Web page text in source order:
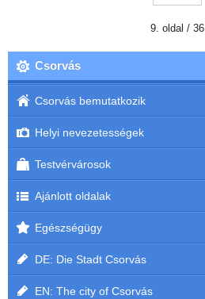
9. oldal / 36
Csorvás
Csorvás bemutatkozik
Helyi nevezetességek
Testvérvárosok
Ajánlott oldalak
Egészségügy
DE: Die Stadt Csorvás
EN: The city of Csorvás